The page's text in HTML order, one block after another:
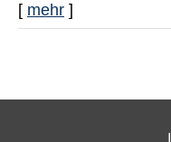
[ mehr ]